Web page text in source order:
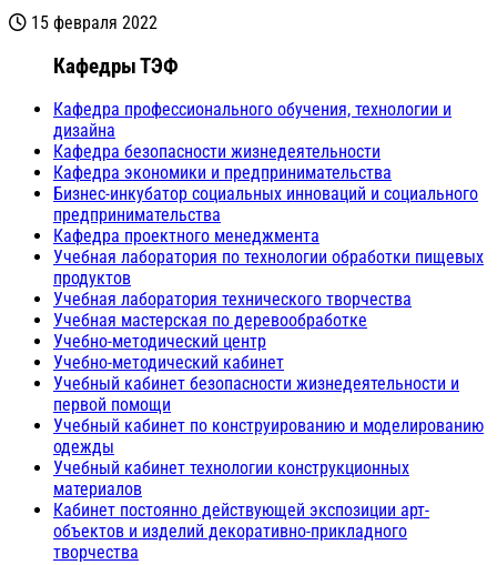
15 февраля 2022
Кафедры ТЭФ
Кафедра профессионального обучения, технологии и
дизайна
Кафедра безопасности жизнедеятельности
Кафедра экономики и предпринимательства
Бизнес-инкубатор социальных инноваций и социального
предпринимательства
Кафедра проектного менеджмента
Учебная лаборатория по технологии обработки пищевых
продуктов
Учебная лаборатория технического творчества
Учебная мастерская по деревообработке
Учебно-методический центр
Учебно-методический кабинет
Учебный кабинет безопасности жизнедеятельности и
первой помощи
Учебный кабинет по конструированию и моделированию
одежды
Учебный кабинет технологии конструкционных
материалов
Кабинет постоянно действующей экспозиции арт-
объектов и изделий декоративно-прикладного
творчества